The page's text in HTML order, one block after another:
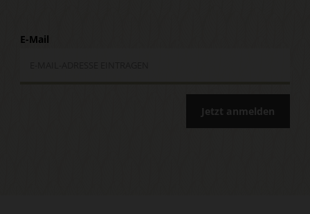
E-Mail
Jetzt anmelden